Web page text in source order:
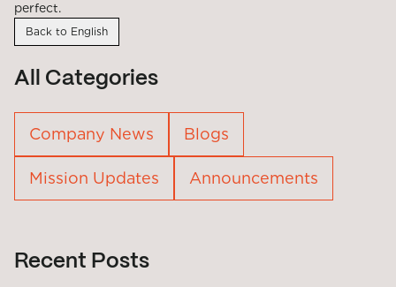
perfect.
Back to English
All Categories
Company News Blogs
Mission Updates Announcements
Recent Posts